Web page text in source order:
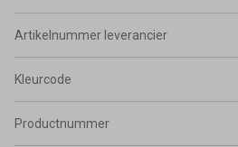
Artikelnummer leverancier
Kleurcode
Productnummer